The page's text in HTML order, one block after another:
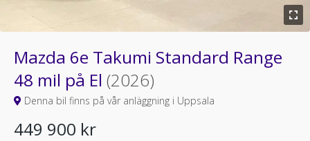
Mazda 6e Takumi Standard Range
48 mil på El (2026)
Denna bil finns på vår anläggning i Uppsala
449 900 kr